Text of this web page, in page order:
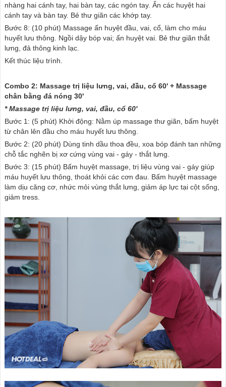
nhàng hai cánh tay, hai bàn tay, các ngón tay. Ấn các huyệt hai
cánh tay và bàn tay. Bẻ thư giãn các khớp tay.
Bước 8: (10 phút) Massage ấn huyệt đầu, vai, cổ, làm cho máu
huyết lưu thông. Ngồi dậy bóp vai; ấn huyệt vai. Bẻ thư giãn thắt
lưng, đả thông kinh lạc.
Kết thúc liệu trình.
Combo 2: Massage trị liệu lưng, vai, đầu, cổ 60' + Massage
chân bằng đá nóng 30'
* Massage trị liệu lưng, vai, đầu, cổ 60'
Bước 1: (5 phút) Khởi động: Nằm úp massage thư giãn, bấm huyệt
từ chân lên đầu cho máu huyết lưu thông.
Bước 2: (20 phút) Dùng tinh dầu thoa đều, xoa bóp đánh tan những
chỗ tắc nghẽn bị xơ cứng vùng vai - gáy - thắt lưng.
Bước 3: (15 phút) Bấm huyệt massage, trị liệu vùng vai - gáy giúp
máu huyết lưu thông, thoát khỏi các cơn đau. Bấm huyệt massage
làm dịu căng cơ, nhức mỏi vùng thắt lưng, giảm áp lực tại cột sống,
giảm tress.